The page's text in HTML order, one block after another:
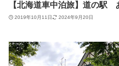
【北海道車中泊旅】道の駅
2019年10月11日 2024年9月20日